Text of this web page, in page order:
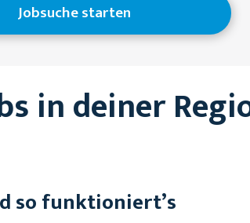
Jobsuche starten
in deiner
so funktioniert’s